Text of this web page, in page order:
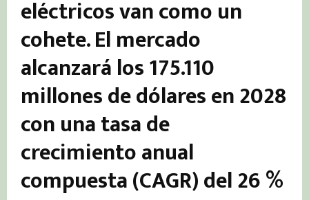
eléctricos van como un
cohete. El mercado
alcanzará los 175.110
millones de dólares en 2028
con una tasa de
crecimiento anual
compuesta (CAGR) del 26 %